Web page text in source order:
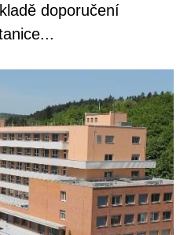
doporučení